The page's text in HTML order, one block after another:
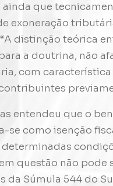
que
exoneração
distinção teórica
a doutrina, não
com
entendeu que o
se como isenção
questão não
da Súmula 544 do